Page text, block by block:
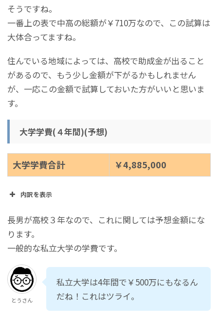
定期代+修学旅行代
+弁当代+部活に関わ
る費用（中学分)
中学総合計 ¥4,280,000
高校１年(年間)
¥650,000
定期代+修学旅行代
+弁当代+部活に関わ
る費用（高校分)
¥1,630,000
高校総合計 ¥3,600,000
そうですね。
一番上の表で中高の総額が￥710万なので、この試算は
大体合ってますね。
住んでいる地域によっては、高校で助成金が出ること
があるので、もう少し金額が下がるかもしれません
が、一応この金額で試算しておいた方がいいと思いま
す。
大学学費(４年間)(予想)
大学学費合計 ￥4,885,000
内訳を表示
大学１年(年間)
¥1,200,000
大学４年(年間)
¥1,255,000
長男が高校３年なので、これに関しては予想金額にな
ります。
一般的な私立大学の学費です。
とうさん
私立大学は4年間で￥500万にもなるん
だね！これはツライ。